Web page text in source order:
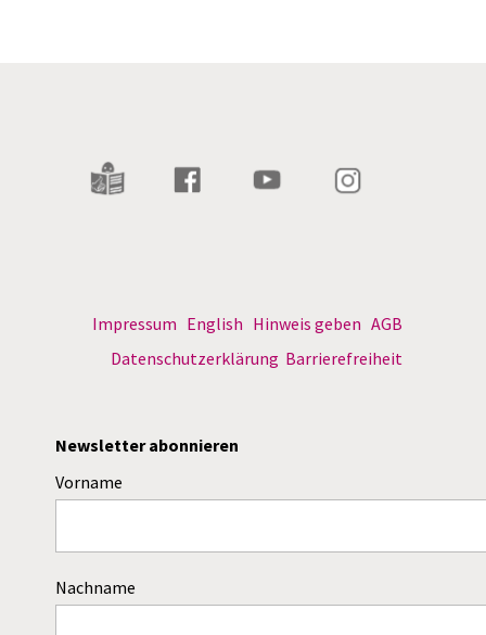
Impressum English Hinweis geben AGB
Datenschutzerklärung Barrierefreiheit
Newsletter abonnieren
Vorname
Nachname